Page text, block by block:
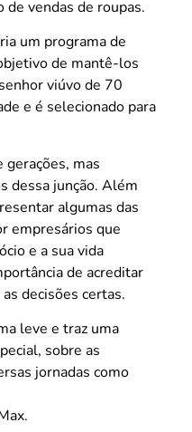
vendas de roupas.
um programa de
de mantê-los
viúvo de 70
e é selecionado para
mas
dessa junção. Além
algumas das
empresários que
e a sua vida
de acreditar
decisões certas.
leve e traz uma
sobre as
jornadas como